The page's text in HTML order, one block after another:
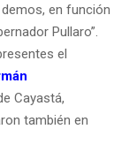
en función
Pullaro”.
el
Cayastá,
también en